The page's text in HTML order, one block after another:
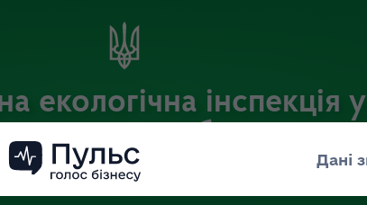
екологічна інспекція у
області
Офіційний веб-портал